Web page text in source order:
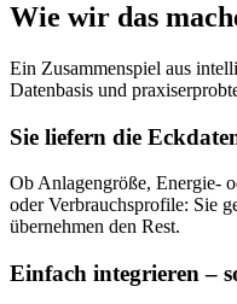
Wie wir das
Ein Zusammenspiel aus
Datenbasis und
Sie liefern die
Ob Anlagengröße, Energie-
oder Verbrauchsprofile: Sie
übernehmen den Rest.
Einfach integrieren –